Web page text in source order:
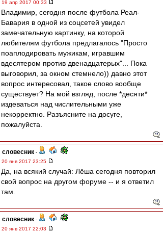
19 апр 2017 00:33
Владимир, сегодня после футбола Реал-
Бавария в одной из соцсетей увидел
замечательную картинку, на которой
любителям футбола предлагалось "Просто
поаплодировать мужикам, игравшим
вдесятером против двенадцатерых"... Пока
выговорил, за окном стемнело)) давно этот
вопрос интересовал, такое слово вообще
существует? На мой взгляд, после *десяти*
издеваться над числительными уже
некорректно. Разъясните на досуге,
пожалуйста.
словесник -
20 янв 2017 23:25
Да, на всякий случай: Лёша сегодня повторил
свой вопрос на другом форуме -- и я ответил
там.
словесник -
20 янв 2017 22:03